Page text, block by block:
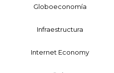
Globoeconomía
Infraestructura
Internet Economy